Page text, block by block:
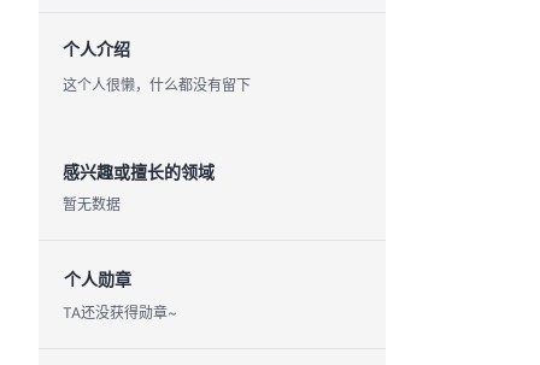
个人介绍
这个人很懒，什么都没有留下
感兴趣或擅长的领域
暂无数据
个人勋章
TA还没获得勋章~